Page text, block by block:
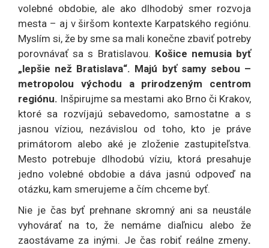
volebné obdobie, ale ako dlhodobý smer rozvoja
mesta – aj v širšom kontexte Karpatského regiónu.
Myslím si, že by sme sa mali konečne zbaviť potreby
porovnávať sa s Bratislavou. Košice nemusia byť
„lepšie než Bratislava“. Majú byť samy sebou –
metropolou východu a prirodzeným centrom
regiónu. Inšpirujme sa mestami ako Brno či Krakov,
ktoré sa rozvíjajú sebavedomo, samostatne a s
jasnou víziou, nezávislou od toho, kto je práve
primátorom alebo aké je zloženie zastupiteľstva.
Mesto potrebuje dlhodobú víziu, ktorá presahuje
jedno volebné obdobie a dáva jasnú odpoveď na
otázku, kam smerujeme a čím chceme byť.
Nie je čas byť prehnane skromný ani sa neustále
vyhovárať na to, že nemáme diaľnicu alebo že
zaostávame za inými. Je čas robiť reálne zmeny.